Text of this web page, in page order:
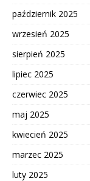
październik 2025
wrzesień 2025
sierpień 2025
lipiec 2025
czerwiec 2025
maj 2025
kwiecień 2025
marzec 2025
luty 2025